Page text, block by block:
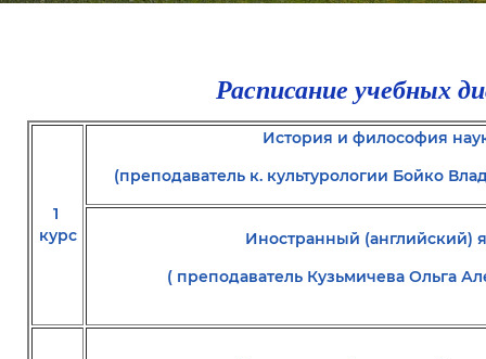
Расписание учебных
1
курс
История и философия
(преподаватель к. культурологии Бойко
Иностранный (английский)
( преподаватель Кузьмичева Ольга